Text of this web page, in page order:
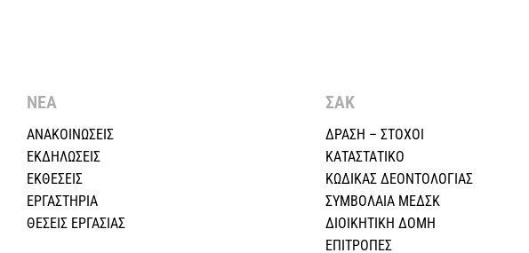
ΝΕΑ
ΑΝΑΚΟΙΝΩΣΕΙΣ
ΕΚΔΗΛΩΣΕΙΣ
ΕΚΘΕΣΕΙΣ
ΕΡΓΑΣΤΗΡΙΑ
ΘΕΣΕΙΣ ΕΡΓΑΣΙΑΣ
ΣΑΚ
ΔΡΑΣΗ – ΣΤΟΧΟΙ
ΚΑΤΑΣΤΑΤΙΚΟ
ΚΩΔΙΚΑΣ ΔΕΟΝΤΟΛΟΓΙΑΣ
ΣΥΜΒΟΛΑΙΑ ΜΕΔΣΚ
ΔΙΟΙΚΗΤΙΚΗ ΔΟΜΗ
ΕΠΙΤΡΟΠΕΣ